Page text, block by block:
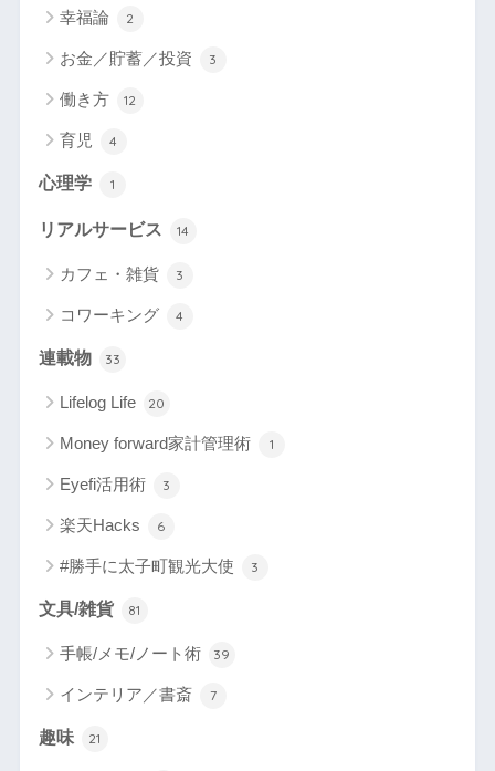
幸福論 2
お金／貯蓄／投資 3
働き方 12
育児 4
心理学 1
リアルサービス 14
カフェ・雑貨 3
コワーキング 4
連載物 33
Lifelog Life 20
Money forward家計管理術 1
Eyefi活用術 3
楽天Hacks 6
#勝手に太子町観光大使 3
文具/雑貨 81
手帳/メモ/ノート術 39
インテリア／書斎 7
趣味 21